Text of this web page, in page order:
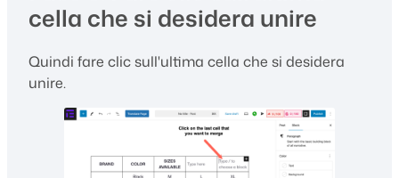
cella che si desidera unire
Quindi fare clic sull'ultima cella che si desidera
unire.